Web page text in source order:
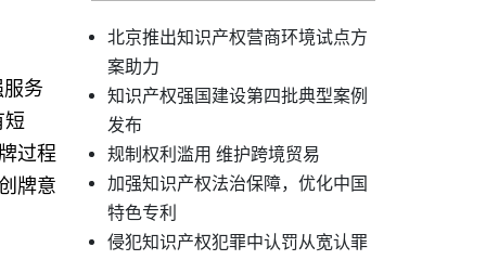
务
短
过程
牌意
北京推出知识产权营商环境试点方
案助力
知识产权强国建设第四批典型案例
发布
规制权利滥用 维护跨境贸易
加强知识产权法治保障，优化中国
特色专利
侵犯知识产权犯罪中认罚从宽认罪